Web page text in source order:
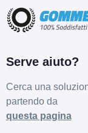
Serve aiuto?
Cerca una
partendo da
questa pagina